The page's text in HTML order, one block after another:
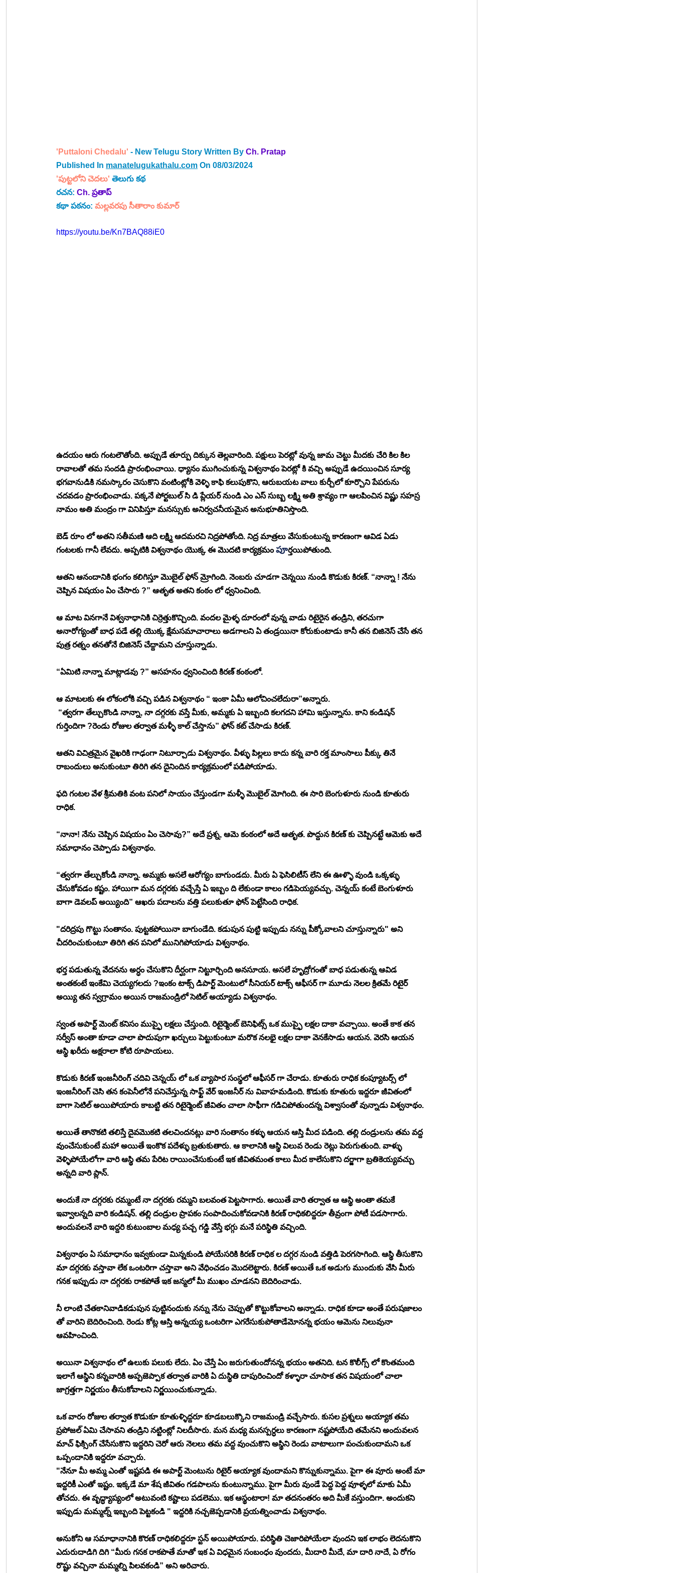
'Puttaloni Chedalu' - New Telugu Story Written By Ch. Pratap
Published In manatelugukathalu.com On 08/03/2024
'పుట్టలోని చెదలు' తెలుగు కథ
రచన: Ch. ప్రతాప్
కథా పఠనం: మల్లవరపు సీతారాం కుమార్
https://youtu.be/Kn7BAQ88iE0
ఉదయం ఆరు గంటలౌతోంది. అప్పుడే తూర్పు దిక్కున తెల్లవారింది. పక్షులు పెరట్లో వున్న జామ చెట్టు మీదకు చేరి కిల కిల
రావాలతో తమ సందడి ప్రారంభించాయి. ధ్యానం ముగించుకున్న విశ్వనాథం పెరట్లో కి వచ్చి అప్పుడే ఉదయించిన సూర్య
భగవానుడికి నమస్కారం చెసుకొని వంటింట్లోకి వెళ్ళి కాఫి కలుపుకొని, ఆరుబయట వాలు కుర్చీలో కూర్చొని పేపరును
చదవడం ప్రారంభించాడు. పక్కనే పోర్టబుల్ సి డి ప్లేయర్ నుండి ఎం ఎస్ సుబ్బ లక్ష్మి అతి శ్రావ్యం గా ఆలపించిన విష్ణు సహస్ర
నామం అతి మంద్రం గా వినిపిస్తూ మనస్సుకు అనిర్వచనీయమైన అనుభూతినిస్తొంది.
బెడ్ రూం లో అతని సతీమణి ఆది లక్ష్మి ఆదమరచి నిద్రపోతోంది. నిద్ర మాత్రలు వేసుకుంటున్న కారణంగా ఆవిడ ఏడు
గంటలకు గానీ లేవదు. అప్పటికి విశ్వనాథం యొక్క ఈ మొదటి కార్యక్రమం పూర్తయిపోతుంది.
ఆతని ఆనందానికి భంగం కలిగిస్తూ మొబైల్ ఫోన్ మ్రోగింది. నెంబరు చూడగా చెన్నయి నుండి కొడుకు కిరణ్. “నాన్నా ! నేను
చెప్పిన విషయం ఏం చేసారు ?” ఆతృత అతని కంఠం లో ధ్వనించింది.
ఆ మాట వినగానే విశ్వనాధానికి చిర్రెత్తుకొచ్చింది. వందల మైళ్ళ దూరంలో వున్న వాడు రిటైరైన తండ్రిని, తరచుగా
అనారోగ్యంతో బాధ పడే తల్లి యొక్క క్షేమసమాచారాలు అడగాలని ఏ తండ్రయినా కోరుకుంటాడు కానీ తన బిజినెస్ చేసే తన
పుత్ర రత్నం తనతోనే బిజినెస్ చేద్దామని చూస్తున్నాడు.
“ఏమిటి నాన్నా మాట్లాడవు ?” అసహనం ధ్వనించింది కిరణ్ కంఠంలో.
ఆ మాటలకు ఈ లోకంలోకి వచ్చి పడిన విశ్వనాథం “ ఇంకా ఏమీ ఆలోచించలేదురా”అన్నారు.
“త్వరగా తేల్చుకొండి నాన్నా, నా దగ్గరకు వస్తే మీకు, అమ్మకు ఏ ఇబ్బంది కలగదని హామి ఇస్తున్నాను. కాని కండిషన్
గుర్తిందిగా ?రెండు రోజుల తర్వాత మళ్ళీ కాల్ చేస్తాను” ఫోన్ కట్ చేసాడు కిరణ్.
ఆతని విచిత్రమైన వైఖరికి గాఢంగా నిటూర్చాడు విశ్వనాథం. వీళ్ళు పిల్లలు కాదు కన్న వారి రక్త మాంసాలు పీక్కు తినే
రాబందులు అనుకుంటూ తిరిగి తన దైనిందిన కార్యక్రమంలో పడిపోయాడు.
ఫది గంటల వేళ శ్రీమతికి వంట పనిలో సాయం చేస్తుండగా మళ్ళీ మొబైల్ మోగింది. ఈ సారి బెంగుళూరు నుండి కూతురు
రాధిక.
“నానా! నేను చెప్పిన విషయం ఏం చెసావు?” అదే ప్రశ్న, ఆమె కంఠంలో అదే ఆతృత. పొద్దున కిరణ్ కు చెప్పినట్టే ఆమెకు అదే
సమాధానం చెప్పాడు విశ్వనాథం.
“త్వరగా తేల్చుకోండి నాన్నా. అమ్మకు అసలే ఆరోగ్యం బాగుండదు. మీరు ఏ ఫెసిలిటీస్ లేని ఈ ఊళ్ళొ వుండి ఒక్కళ్ళు
చేసుకోవడం కష్టం. హాయిగా మన దగ్గరకు వచ్చేస్తే ఏ ఇబ్బం ది లేకుండా కాలం గడిపెయ్యవచ్చు. చెన్నయ్ కంటే బెంగుళూరు
బాగా డెవలప్ అయ్యింది” ఆఖరు పదాలను వత్తి పలుకుతూ ఫోన్ పెట్టేసింది రాధిక.
"దరిద్రపు గొట్టు సంతానం. పుట్టకపోయినా బాగుండేది. కడుపున పుట్టి ఇప్పుడు నన్ను పీక్కోవాలని చూస్తున్నారు" అని
చీదరించుకుంటూ తిరిగి తన పనిలో మునిగిపోయాడు విశ్వనాథం.
భర్త పడుతున్న వేదనను అర్ధం చేసుకొని దీర్ఘంగా నిట్టూర్చింది అనసూయ. అసలే హృద్రోగంతో బాధ పడుతున్న ఆవిడ
అంతకంటే ఇంకేమి చెయ్యగలదు ?ఇంకం టాక్స్ డిపార్ట్ మెంటులో సీనియర్ టాక్స్ ఆఫీసర్ గా మూడు నెలల క్రితమే రిటైర్
అయ్యి తన స్వగ్రామం అయిన రాజమండ్రిలో సెటిల్ అయ్యాడు విశ్వనాథం.
స్వంత అపార్ట్ మెంట్ కనిసం ముప్ఫై లక్షలు చేస్తుంది. రిటైర్మెంట్ బెనిఫిట్స్ ఒక ముప్ఫై లక్షల దాకా వచ్చాయి. అంతే కాక తన
సర్వీస్ అంతా కూడా చాలా పొదుపుగా ఖర్చులు పెట్టుకుంటూ మరొక నలభై లక్షల దాకా వెనకేసాడు ఆయన. వెరసి ఆయన
ఆస్థి ఖరీదు అక్షరాలా కోటి రూపాయలు.
కొడుకు కిరణ్ ఇంజనీరింగ్ చదివి చెన్నయ్ లో ఒక వ్యాపార సంస్థలో ఆఫీసర్ గా చేరాడు. కూతురు రాధిక కంప్యూటర్స్ లో
ఇంజనీరింగ్ చెసి తన కంపెనీలోనే పనిచేస్తున్న సాఫ్ట్ వేర్ ఇంజనీర్ ను వివాహమడింది. కొడుకు కూతురు ఇద్దరూ జీవితంలో
బాగా సెటిల్ అయిపోయారు కాబట్టి తన రిటైర్మెంట్ జీవితం చాలా సాఫీగా గడిచిపోతుందన్న విశ్వాసంతో వున్నాడు విశ్వనాథం.
అయితే తానొకటి తలిస్తే దైవమొకటి తలచిందనట్లు వారి సంతానం కళ్ళు ఆయన ఆస్తి మీద పడింది. తల్లి దండ్రులను తమ వద్ద
వుంచేసుకుంటే మహా అయితే ఇంకొక పదేళ్ళు బ్రతుకుతారు. ఆ కాలానికి ఆస్థి విలువ రెండు రెట్లు పెరుగుతుంది. వాళ్ళు
వెళ్ళిపోయేలోగా వారి ఆస్థి తమ పేరిట రాయించేసుకుంటే ఇక జీవితమంత కాలు మీద కాలేసుకొని దర్జాగా బ్రతికెయ్యవచ్చు
అన్నది వారి ప్లాన్.
అందుకే నా దగ్గరకు రమ్మంటే నా దగ్గరకు రమ్మని బలవంత పెట్టసాగారు. అయితే వారి తర్వాత ఆ ఆస్థి అంతా తమకే
ఇవ్వాలన్నది వారి కండిషన్. తల్లి దండ్రుల ప్రాపకం సంపాదించుకోవడానికి కిరణ్ రాధికలిద్దరూ తీవ్రంగా పోటీ పడసాగారు.
అందువలనే వారి ఇద్దరి కుటుంబాల మధ్య పచ్చ గడ్డి వేస్తే భగ్గు మనే పరిస్థితి వచ్చింది.
విశ్వనాథం ఏ సమాధానం ఇవ్వకుండా మిన్నకుండి పోయేసరికి కిరణ్ రాధిక ల దగ్గర నుండి వత్తిడి పెరగసాగింది. ఆస్థి తీసుకొని
మా దగ్గరకు వస్తావా లేక ఒంటరిగా చస్తావా అని వేధించడం మొదలెట్టారు. కిరణ్ అయితే ఒక అడుగు ముందుకు వేసి మీరు
గనక ఇప్పుడు నా దగ్గరకు రాకపోతే ఇక జన్మలో మీ ముఖం చూడనని బెదిరించాడు.
నీ లాంటి చేతకానివాడికడుపున పుట్టినందుకు నన్ను నేను చెప్పుతో కొట్టుకోవాలని అన్నాడు. రాధిక కూడా అంతే పరుషజాలం
తో వారిని బెదిరించింది. రెండు కోట్ల ఆస్తి అన్నయ్య ఒంటరిగా ఎగరేసుకుపోతాడేమోనన్న భయం ఆమెను నిలువునా
ఆవహించింది.
అయినా విశ్వనాథం లో ఉలుకు పలుకు లేదు. ఏం చేస్తే ఏం జరుగుతుందోనన్న భయం అతనిది. టన కొలీగ్స్ లో కొంతమంది
ఇలాగే ఆస్థిని కన్నవారికి అప్పజెప్పాక తర్వాత వారికి ఏ దుస్థితి దాపురించిందో కళ్ళారా చూసాక తన విషయంలో చాలా
జాగ్రత్తగా నిర్ణయం తీసుకోవాలని నిర్ణయించుకున్నాడు.
ఒక వారం రోజుల తర్వాత కొడుకూ కూతుళ్ళిద్దరూ కూడబలుక్కొని రాజమండ్రి వచ్చేసారు. కుసల ప్రశ్నలు అయ్యాక తమ
ప్రపోజల్ ఏమి చేసావని తండ్రిని నట్టింట్లో నిలదీసారు. మన మధ్య మనస్పర్ధలు కారణంగా నష్టపోయేది తమేనని అందువలన
మాచ్ ఫిక్సింగ్ చేసేసుకొని ఇద్దరిని చెరో ఆరు నెలలు తమ వద్ద వుంచుకొని అస్థిని రెండు వాటాలుగా పంచుకుందామని ఒక
ఒప్పందానికి ఇద్దరూ వచ్చారు.
"నేనూ మీ అమ్మ ఎంతో ఇష్టపడి ఈ అపార్ట్ మెంటును రిటైర్ అయ్యాక వుందామని కొన్నుకున్నాము. పైగా ఈ వూరు అంటే మా
ఇద్దరికీ ఎంతో ఇష్టం. ఇక్కడే మా శేష జీవితం గడపాలను కుంటున్నాము. పైగా మీరు వుండే పెద్ద పెద్ద వూళ్ళలో మాకు ఏమీ
తోచదు. ఈ వృద్ధ్యాప్యంలో అటువంటి కష్టాలు పడలెము. ఇక ఆస్థంటారా! మా తదనంతరం అది మీకే వస్తుందిగా. అందుకని
ఇప్పుడు మమ్మల్న్ ఇబ్బంది పెట్టకండి " ఇద్దరికి నచ్చజెప్పడానికి ప్రయత్నించాడు విశ్వనాథం.
అనుకోని ఆ సమాధానానికి కొరణ్ రాధికలిద్దరూ స్టన్ అయిపోయారు. పరిస్థితి చెజారిపోయేలా వుందని ఇక లాభం లెదనుకొని
ఎదురుదాడిగి దిగి “మీరు గనక రాకపొతే మాతో ఇక ఏ విధమైన సంబంధం వుందదు, మీదారి మీదే, మా దారి నాదే, ఏ రోగం
రొష్టు వచ్చినా మమ్మల్ని పిలవకండి” అని అరిచారు.